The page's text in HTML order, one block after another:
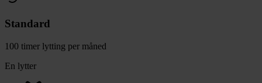
Standard
100 timer lytting per måned
En lytter